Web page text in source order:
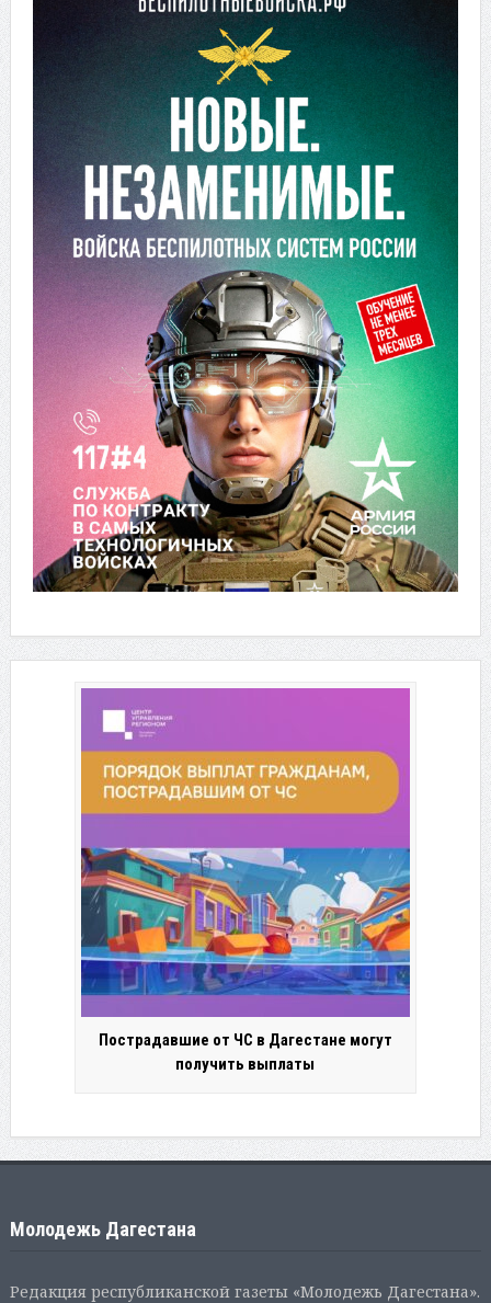
Пострадавшие от ЧС в Дагестане могут
получить выплаты
Молодежь Дагестана
Редакция республиканской газеты «Молодежь Дагестана».